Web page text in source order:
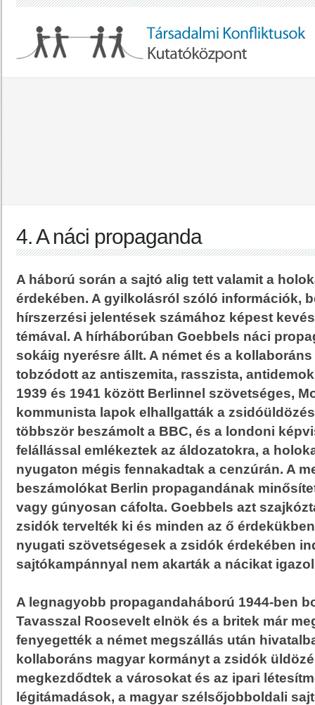
4. A náci propaganda
A háború során a sajtó alig tett valamit a
érdekében. A gyilkolásról szóló információk,
hírszerzési jelentések számához képest
témával. A hírháborúban Goebbels náci
sokáig nyerésre állt. A német és a
tobzódott az antiszemita, rasszista,
1939 és 1941 között Berlinnel szövetséges,
kommunista lapok elhallgatták a
többször beszámolt a BBC, és a londoni
felállással emlékeztek az áldozatokra, a
nyugaton mégis fennakadtak a cenzúrán. A
beszámolókat Berlin propagandának
vagy gúnyosan cáfolta. Goebbels azt
zsidók tervelték ki és minden az ő
nyugati szövetségesek a zsidók érdekében
sajtókampánnyal nem akarták a nácikat
A legnagyobb propagandaháború 1944-ben
Tavasszal Roosevelt elnök és a britek már
fenyegették a német megszállás után
kollaboráns magyar kormányt a zsidók
megkezdődtek a városokat és az ipari
légitámadások, a magyar szélsőjobboldali